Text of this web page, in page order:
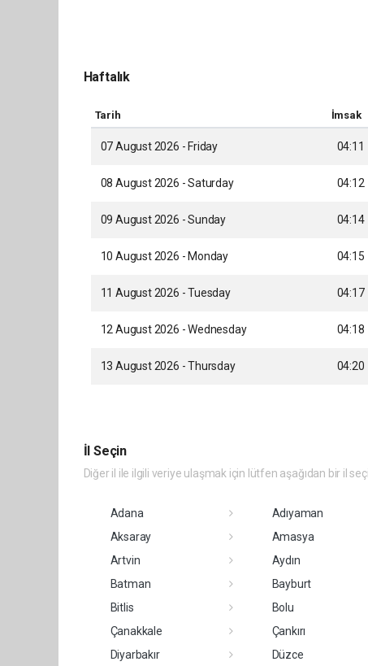
Haftalık
Tarih İmsak
07 August 2026 - Friday 04:11
08 August 2026 - Saturday 04:12
09 August 2026 - Sunday 04:14
10 August 2026 - Monday 04:15
11 August 2026 - Tuesday 04:17
12 August 2026 - Wednesday 04:18
13 August 2026 - Thursday 04:20
İl Seçin
Diğer il ile ilgili veriye ulaşmak için lütfen aşağıdan bir il
Adana Adıyaman
Aksaray
Amasya
Artvin
Aydın
Batman
Bayburt
Bitlis
Bolu
Çanakkale
Çankırı
Diyarbakır
Düzce